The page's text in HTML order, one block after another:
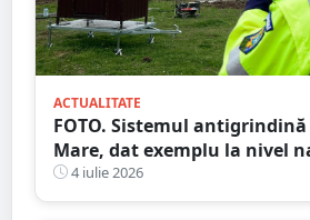
ACTUALITATE
FOTO. Sistemul antigrindină
Mare, dat exemplu la nivel
ar putea fi dat în folosință
4 iulie 2026